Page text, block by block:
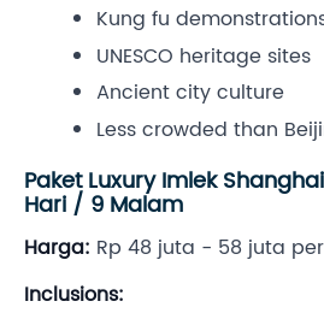
Kung fu
UNESCO heritage sites
Ancient city culture
Less crowded than
Paket Luxury Imlek
Hari / 9 Malam
Harga: Rp 48 juta - 58 juta
Inclusions: